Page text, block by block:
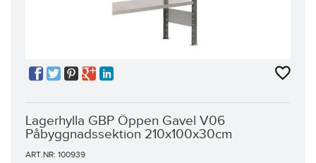
Lagerhylla GBP Öppen Gavel V06
Påbyggnadssektion 210x100x30cm
ART.NR: 100939